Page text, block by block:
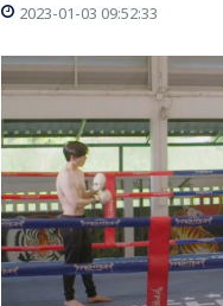
2023-01-03 09:52:33